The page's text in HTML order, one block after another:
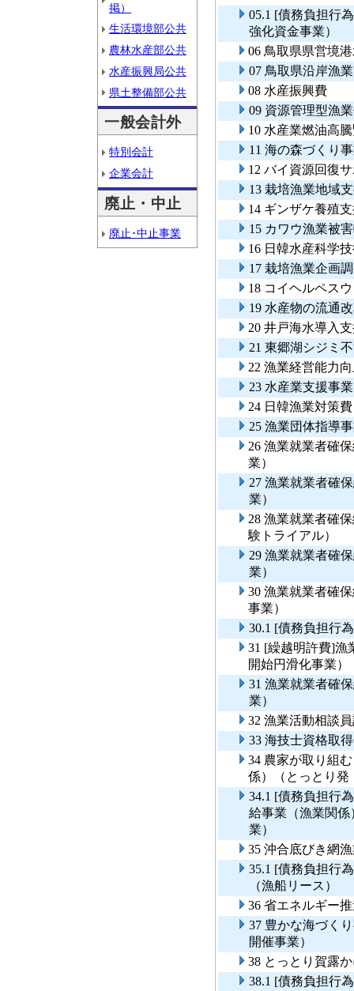
掲）
生活環境部公共
農林水産部公共
水産振興局公共
県土整備部公共
一般会計外
特別会計
企業会計
廃止・中止
廃止･中止事業
05.1 [債務負担行
強化資金事業）
06 鳥取県県営境
07 鳥取県沿岸漁
08 水産振興費
09 資源管理型漁
10 水産業燃油高
11 海の森づくり
12 バイ資源回復
13 栽培漁業地域
14 ギンザケ養殖
15 カワウ漁業被
16 日韓水産科学
17 栽培漁業企画
18 コイヘルペス
19 水産物の流通
20 井戸海水導入
21 東郷湖シジミ
22 漁業経営能力
23 水産業支援事業
24 日韓漁業対策
25 漁業団体指導
26 漁業就業者確
業）
27 漁業就業者確
業）
28 漁業就業者確
験トライアル）
29 漁業就業者確
業）
30 漁業就業者確
事業）
30.1 [債務負担行
31 [繰越明許費]漁
開始円滑化事業）
31 漁業就業者確
業）
32 漁業活動相談
33 海技士資格取
34 農家が取り組
係）（とっとり発
34.1 [債務負担行
給事業（漁業関
業）
35 沖合底びき網
35.1 [債務負担行
（漁船リース）
36 省エネルギー
37 豊かな海づく
開催事業）
38 とっとり賀露
38.1 [債務負担行